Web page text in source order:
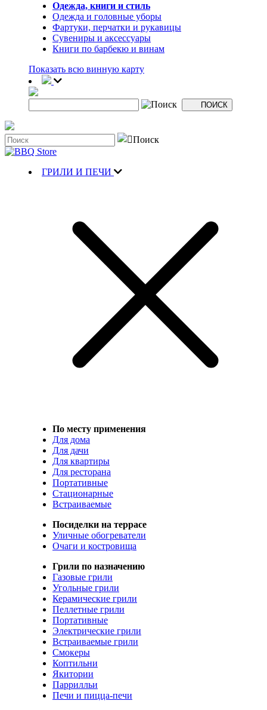
Одежда, книги и стиль
Одежда и головные уборы
Фартуки, перчатки и рукавицы
Сувениры и аксессуары
Книги по барбекю и винам
Показать всю винную карту
ГРИЛИ И ПЕЧИ
По месту применения
Для дома
Для дачи
Для квартиры
Для ресторана
Портативные
Стационарные
Встраиваемые
Посиделки на террасе
Уличные обогреватели
Очаги и костровища
Грили по назначению
Газовые грили
Угольные грили
Керамические грили
Пеллетные грили
Портативные
Электрические грили
Встраиваемые грили
Смокеры
Коптильни
Якитории
Паррилльи
Печи и пицца-печи